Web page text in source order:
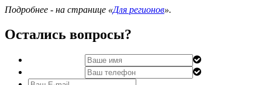
Подробнее - на странице «Для регионов».
Остались вопросы?